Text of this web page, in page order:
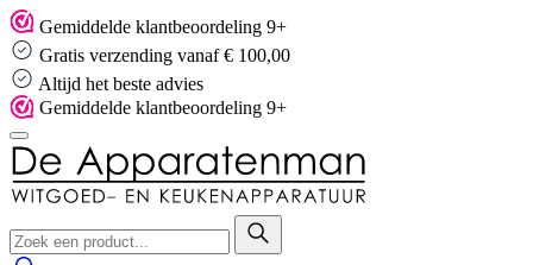
Skip
to
content
Gemiddelde klantbeoordeling 9+
Gratis verzending vanaf € 100,00
Altijd het beste advies
Gemiddelde klantbeoordeling 9+